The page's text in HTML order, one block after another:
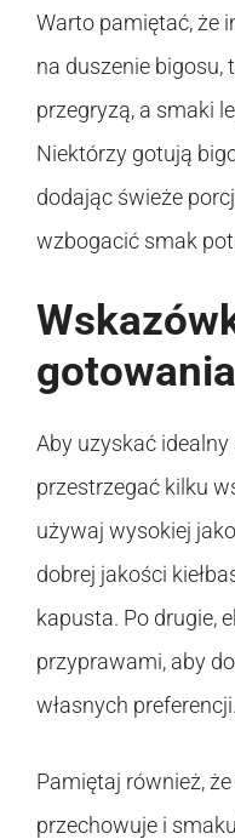
Warto pamiętać, że
na duszenie bigosu,
przegryzą, a smaki
Niektórzy gotują
dodając świeże
wzbogacić smak
Aby uzyskać
przestrzegać kilku
używaj wysokiej
dobrej jakości
kapusta. Po drugie,
przyprawami, aby
własnych preferencji.
Pamiętaj również,
przechowuje i